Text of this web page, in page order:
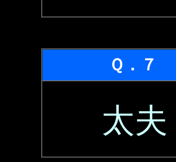
Ｑ．７
太夫